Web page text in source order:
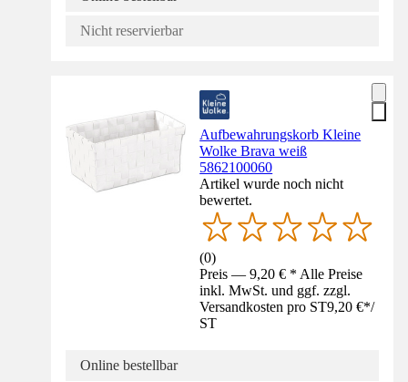
Nicht reservierbar
Aufbewahrungskorb Kleine
Wolke Brava weiß
5862100060
Artikel wurde noch nicht
bewertet.
(0)
Preis — 9,20 € * Alle Preise
inkl. MwSt. und ggf. zzgl.
Versandkosten pro ST9,20 €*/
ST
Online bestellbar